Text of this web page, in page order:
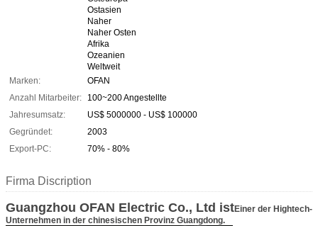
Ostasien
Naher
Naher Osten
Afrika
Ozeanien
Weltweit
Marken:
OFAN
Anzahl Mitarbeiter:
100~200 Angestellte
Jahresumsatz:
US$ 5000000 - US$ 100000
Gegründet:
2003
Export-PC:
70% - 80%
Firma Discription
Guangzhou OFAN Electric Co., Ltd istEiner der Hightech-
Unternehmen in der chinesischen Provinz Guangdong.